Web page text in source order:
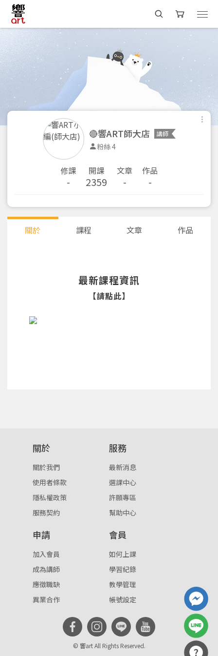
或
註冊
按下註冊即代表你同意我們的 使用者條款
。
重設密碼
🔴響ART師大店 講師
粉絲 4
修課
-
開課
2359
文章
-
作品
-
關於 課程 文章 作品
最新課程資訊
【請點此】
關於
關於我們
使用者條款
隱私權政策
服務契約
服務
最新消息
選課中心
許願專區
幫助中心
申請
加入會員
成為講師
應徵職缺
異業合作
會員
如何上課
學習紀錄
教學管理
帳號設定
© 響art All Rights Reserved.